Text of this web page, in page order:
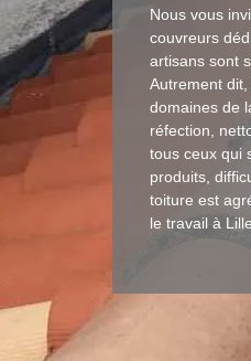
Nous vous
couvreurs
artisans sont
Autrement
domaines de
réfection,
tous ceux qui
produits,
toiture est
le travail à